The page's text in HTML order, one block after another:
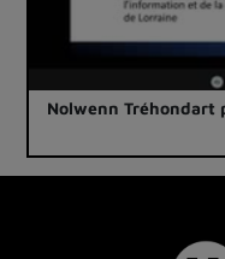
Nolwenn Tréhondart